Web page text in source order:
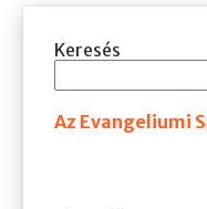
Keresés
Az Evangeliumi